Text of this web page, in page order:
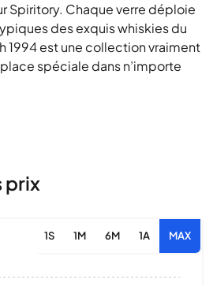
Spiritory. Chaque verre déploie
des exquis whiskies du
1994 est une collection vraiment
spéciale dans n’importe
prix
1S 1M 6M 1A MAX